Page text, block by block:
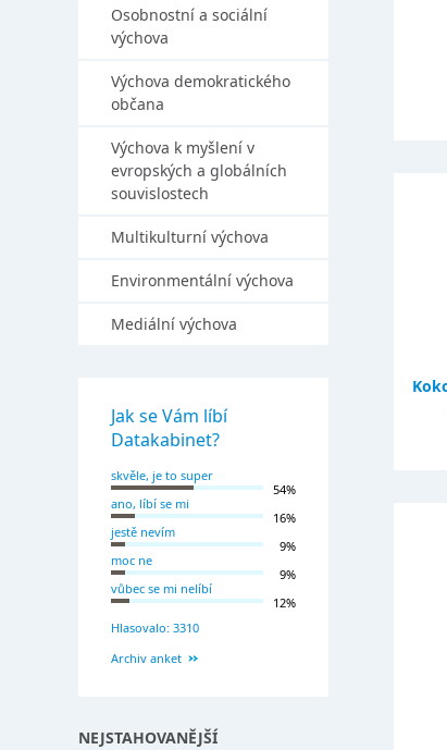
Osobnostní a sociální
výchova
Výchova demokratického
občana
Výchova k myšlení v
evropských a globálních
souvislostech
Multikulturní výchova
Environmentální výchova
Mediální výchova
Jak se Vám líbí
Datakabinet?
skvěle, je to super
54%
ano, líbí se mi
16%
jestě nevím
9%
moc ne
9%
vůbec se mi nelíbí
12%
Hlasovalo: 3310
Archiv anket
NEJSTAHOVANĚJŠÍ